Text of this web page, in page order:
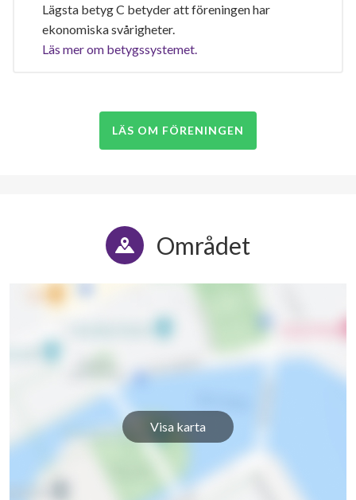
Lägsta betyg C betyder att föreningen har
ekonomiska svårigheter.
Läs mer om betygssystemet.
LÄS OM FÖRENINGEN
Området
Visa karta